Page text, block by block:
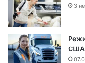
3
США: